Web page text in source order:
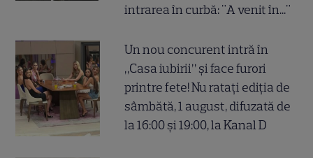
intrarea în curbă: "A venit în..."
Un nou concurent intră în
„Casa iubirii” și face furori
printre fete! Nu ratați ediția de
sâmbătă, 1 august, difuzată de
la 16:00 și 19:00, la Kanal D